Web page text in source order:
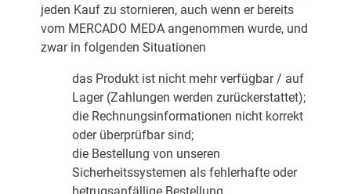
jeden Kauf zu stornieren, auch wenn er bereits
vom MERCADO MEDA angenommen wurde, und
zwar in folgenden Situationen
das Produkt ist nicht mehr verfügbar / auf
Lager (Zahlungen werden zurückerstattet);
die Rechnungsinformationen nicht korrekt
oder überprüfbar sind;
die Bestellung von unseren
Sicherheitssystemen als fehlerhafte oder